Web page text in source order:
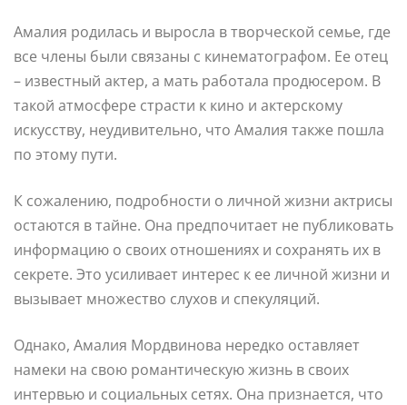
Амалия родилась и выросла в творческой семье, где
все члены были связаны с кинематографом. Ее отец
– известный актер, а мать работала продюсером. В
такой атмосфере страсти к кино и актерскому
искусству, неудивительно, что Амалия также пошла
по этому пути.
К сожалению, подробности о личной жизни актрисы
остаются в тайне. Она предпочитает не публиковать
информацию о своих отношениях и сохранять их в
секрете. Это усиливает интерес к ее личной жизни и
вызывает множество слухов и спекуляций.
Однако, Амалия Мордвинова нередко оставляет
намеки на свою романтическую жизнь в своих
интервью и социальных сетях. Она признается, что